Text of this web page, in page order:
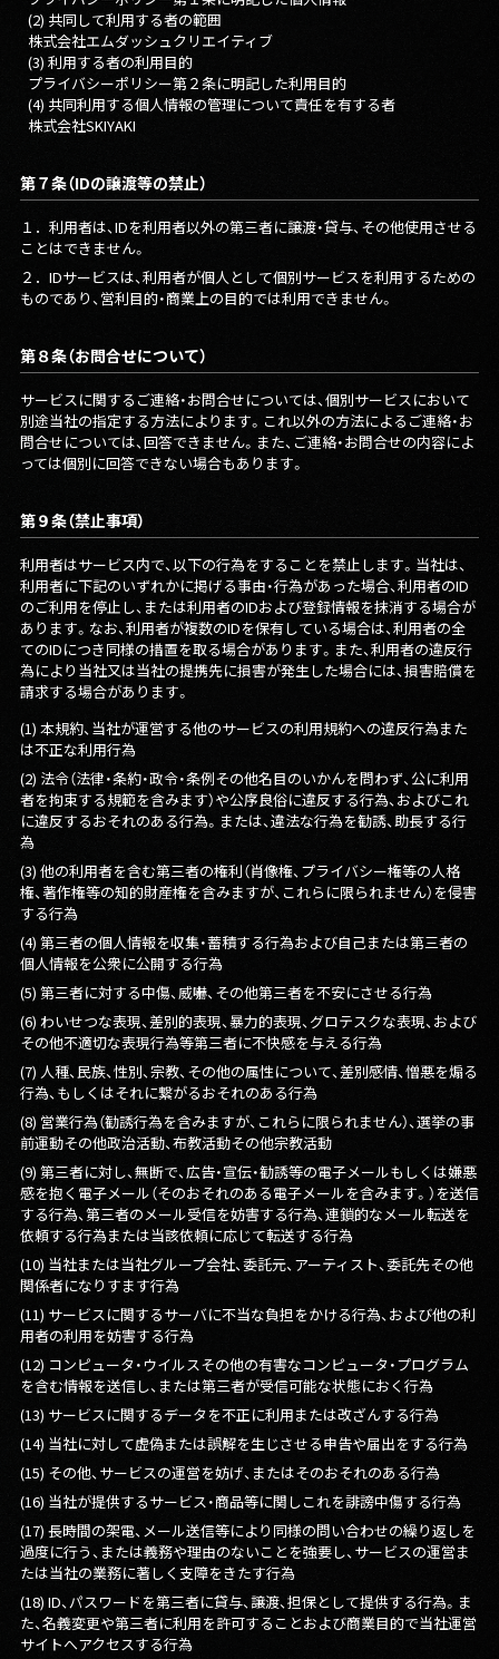
(2) 共同して利用する者の範囲
株式会社エムダッシュクリエイティブ
(3) 利用する者の利用目的
プライバシーポリシー第２条に明記した利用目的
(4) 共同利用する個人情報の管理について責任を有する者
株式会社SKIYAKI
第７条（IDの譲渡等の禁止）
１． 利用者は、IDを利用者以外の第三者に譲渡・貸与、その他使用させる
ことはできません。
２． IDサービスは、利用者が個人として個別サービスを利用するための
ものであり、営利目的・商業上の目的では利用できません。
第８条（お問合せについて）
サービスに関するご連絡・お問合せについては、個別サービスにおいて
別途当社の指定する方法によります。これ以外の方法によるご連絡・お
問合せについては、回答できません。また、ご連絡・お問合せの内容によ
っては個別に回答できない場合もあります。
第９条（禁止事項）
利用者はサービス内で、以下の行為をすることを禁止します。当社は、
利用者に下記のいずれかに掲げる事由・行為があった場合、利用者のID
のご利用を停止し、または利用者のIDおよび登録情報を抹消する場合が
あります。なお、利用者が複数のIDを保有している場合は、利用者の全
てのIDにつき同様の措置を取る場合があります。また、利用者の違反行
為により当社又は当社の提携先に損害が発生した場合には、損害賠償を
請求する場合があります。
(1) 本規約、当社が運営する他のサービスの利用規約への違反行為また
は不正な利用行為
(2) 法令（法律・条約・政令・条例その他名目のいかんを問わず、公に利用
者を拘束する規範を含みます）や公序良俗に違反する行為、およびこれ
に違反するおそれのある行為。または、違法な行為を勧誘、助長する行
為
(3) 他の利用者を含む第三者の権利（肖像権、プライバシー権等の人格
権、著作権等の知的財産権を含みますが、これらに限られません）を侵害
する行為
(4) 第三者の個人情報を収集・蓄積する行為および自己または第三者の
個人情報を公衆に公開する行為
(5) 第三者に対する中傷、威嚇、その他第三者を不安にさせる行為
(6) わいせつな表現、差別的表現、暴力的表現、グロテスクな表現、および
その他不適切な表現行為等第三者に不快感を与える行為
(7) 人種、民族、性別、宗教、その他の属性について、差別感情、憎悪を煽る
行為、もしくはそれに繋がるおそれのある行為
(8) 営業行為（勧誘行為を含みますが、これらに限られません）、選挙の事
前運動その他政治活動、布教活動その他宗教活動
(9) 第三者に対し、無断で、広告・宣伝・勧誘等の電子メールもしくは嫌悪
感を抱く電子メール（そのおそれのある電子メールを含みます。）を送信
する行為、第三者のメール受信を妨害する行為、連鎖的なメール転送を
依頼する行為または当該依頼に応じて転送する行為
(10) 当社または当社グループ会社、委託元、アーティスト、委託先その他
関係者になりすます行為
(11) サービスに関するサーバに不当な負担をかける行為、および他の利
用者の利用を妨害する行為
(12) コンピュータ・ウイルスその他の有害なコンピュータ・プログラム
を含む情報を送信し、または第三者が受信可能な状態におく行為
(13) サービスに関するデータを不正に利用または改ざんする行為
(14) 当社に対して虚偽または誤解を生じさせる申告や届出をする行為
(15) その他、サービスの運営を妨げ、またはそのおそれのある行為
(16) 当社が提供するサービス・商品等に関しこれを誹謗中傷する行為
(17) 長時間の架電、メール送信等により同様の問い合わせの繰り返しを
過度に行う、または義務や理由のないことを強要し、サービスの運営ま
たは当社の業務に著しく支障をきたす行為
(18) ID、パスワードを第三者に貸与、譲渡、担保として提供する行為。ま
た、名義変更や第三者に利用を許可することおよび商業目的で当社運営
サイトへアクセスする行為